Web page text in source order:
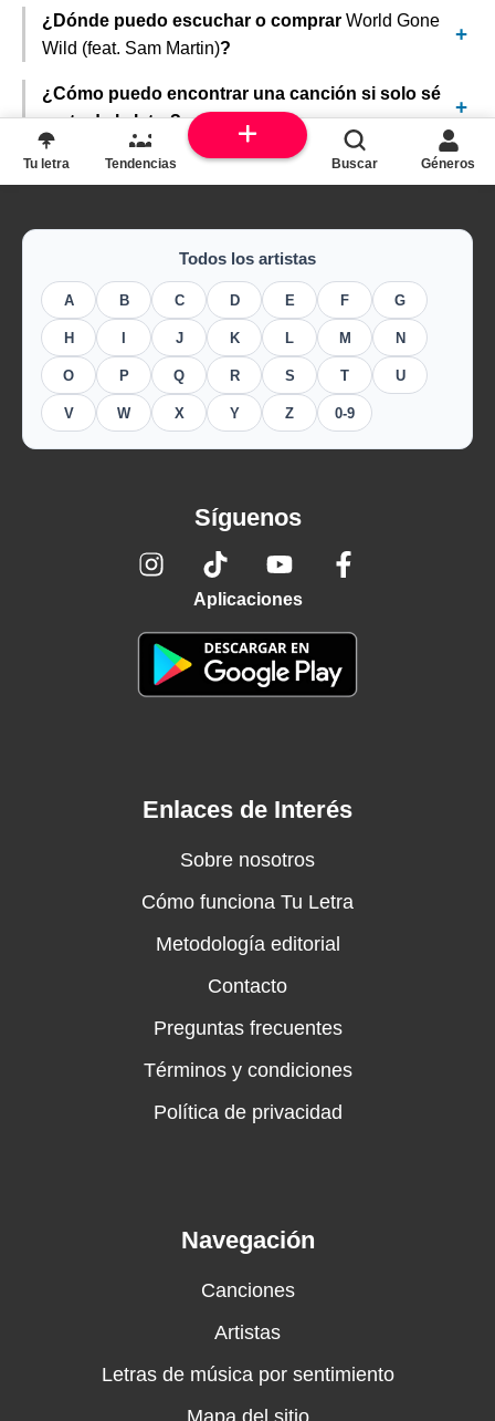
¿Dónde puedo escuchar o comprar World Gone
Wild (feat. Sam Martin)?
¿Cómo puedo encontrar una canción si solo sé
parte de la letra?
Todos los artistas
A B C D E F G
H J K L M N
O P Q R S T U
V W X Y Z 0-9
Síguenos
Aplicaciones
Enlaces de Interés
Sobre nosotros
Cómo funciona Tu Letra
Metodología editorial
Contacto
Preguntas frecuentes
Términos y condiciones
Política de privacidad
Navegación
Canciones
Artistas
Letras de música por sentimiento
Tu letra Tendencias Buscar Géneros